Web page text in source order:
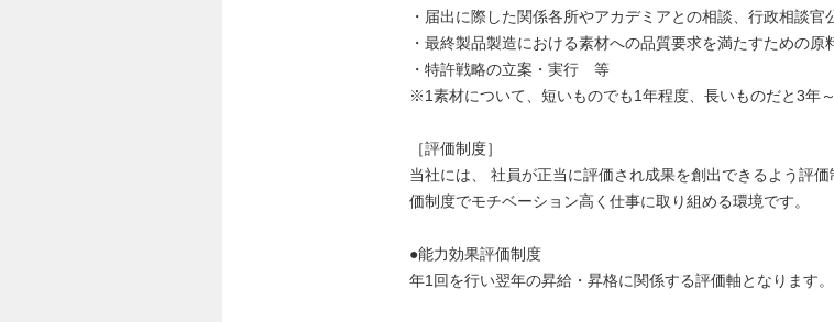
・届出に際した関係各所やアカデミアとの相談、行政相談官
・最終製品製造における素材への品質要求を満たすための原
・特許戦略の立案・実行 等
※1素材について、短いものでも1年程度、長いものだと3年
［評価制度］
当社には、 社員が正当に評価され成果を創出できるよう評
価制度でモチベーション高く仕事に取り組める環境です。
●能力効果評価制度
年1回を行い翌年の昇給・昇格に関係する評価軸となります。